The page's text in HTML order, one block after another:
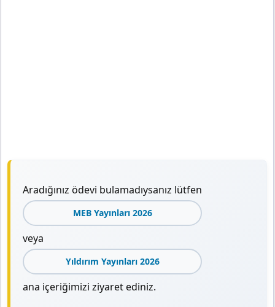
Aradığınız ödevi bulamadıysanız lütfen
MEB Yayınları 2026
veya
Yıldırım Yayınları 2026
ana içeriğimizi ziyaret ediniz.